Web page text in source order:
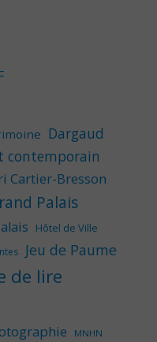
Dargaud
contemporain
Cartier-Bresson
Palais
Hôtel de Ville
Jeu de Paume
de lire
MNHN